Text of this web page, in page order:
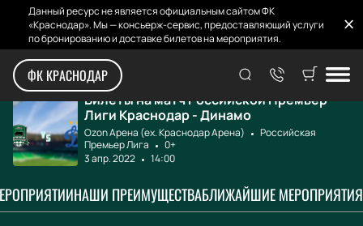
Данный ресурс не является официальным сайтом ФК
«Краснодар». Мы — консьерж-сервис, предоставляющий услуги
по бронированию и доставке билетов на мероприятия.
ФК КРАСНОДАР
Главная Афиша и билеты Краснодар - Дина...
Билеты на матч Российской Премьер
Лиги Краснодар - Динамо
Ozon Арена (ex. Краснодар Арена)
Российская
Премьер Лига
0+
3 апр. 2022
14:00
НАШИ ПРЕИМУЩЕСТВАБЛИЖАЙШИЕ МЕРОПРИЯТИЯ